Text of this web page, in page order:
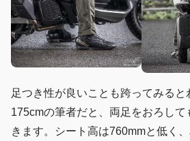
足つき性が良いことも跨ってみる
175cmの筆者だと、両足をおろし
きます。シート高は760mmと低く